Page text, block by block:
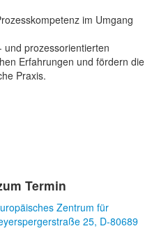
im Umgang
und prozessorientierten
Erfahrungen und fördern die
Praxis.
Termin
Zentrum für
25, D-80689